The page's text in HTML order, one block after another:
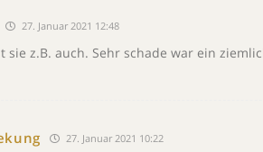
27. Januar 2021 12:48
sie z.B. auch. Sehr schade war ein
27. Januar 2021 10:22